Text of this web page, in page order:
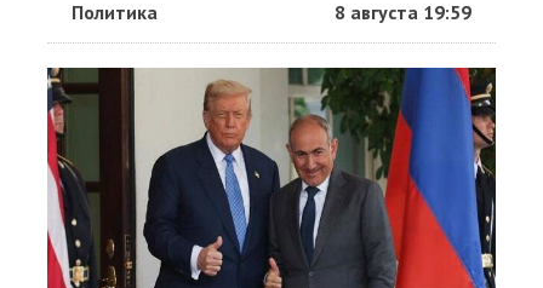
Политика 8 августа 19:59